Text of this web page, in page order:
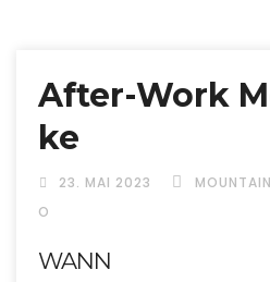
After-Work
ke
23. MAI 2023
O
WANN